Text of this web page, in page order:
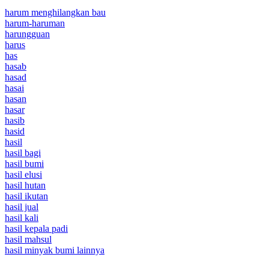
harum menghilangkan bau
harum-haruman
harungguan
harus
has
hasab
hasad
hasai
hasan
hasar
hasib
hasid
hasil
hasil bagi
hasil bumi
hasil elusi
hasil hutan
hasil ikutan
hasil jual
hasil kali
hasil kepala padi
hasil mahsul
hasil minyak bumi lainnya